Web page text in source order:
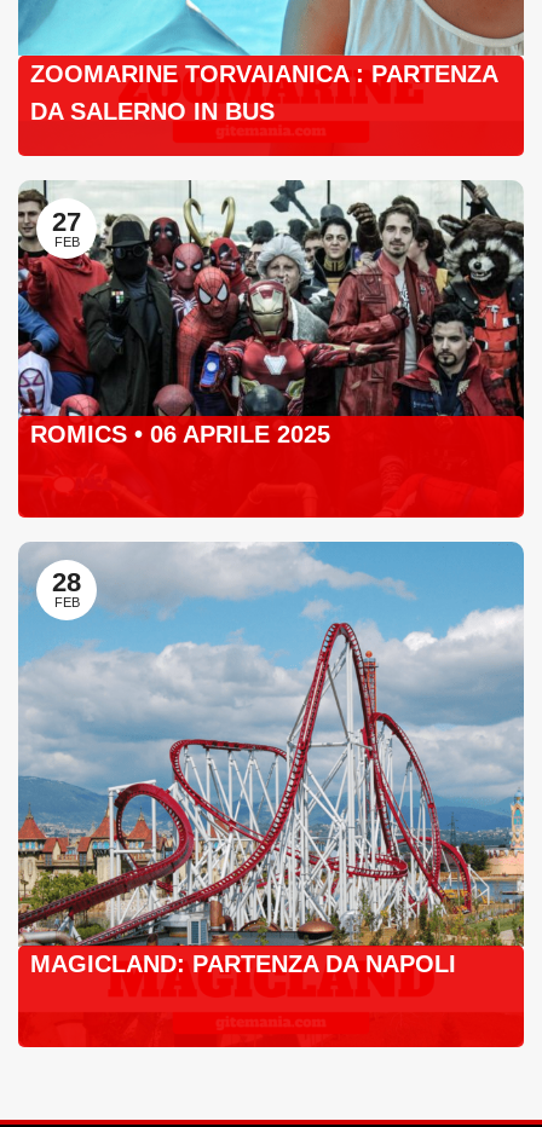
ZOOMARINE TORVAIANICA : PARTENZA
DA SALERNO IN BUS
27
FEB
ROMICS • 06 APRILE 2025
28
FEB
MAGICLAND: PARTENZA DA NAPOLI